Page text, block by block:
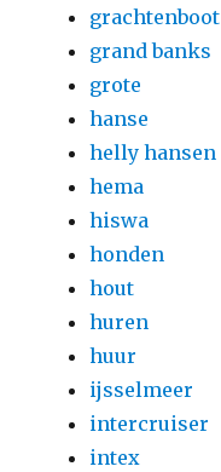
grachtenboot
grand banks
grote
hanse
helly hansen
hema
hiswa
honden
hout
huren
huur
ijsselmeer
intercruiser
intex